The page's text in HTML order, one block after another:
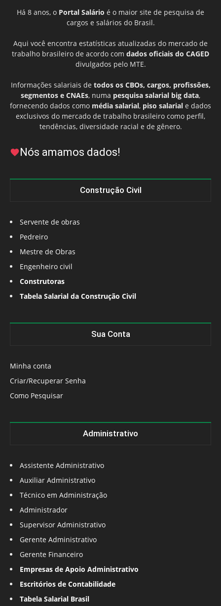
Há 8 anos, o Portal Salário é o maior site de pesquisa de
cargos e salários do Brasil.
Aqui você encontra estatísticas atualizadas do mercado de
trabalho brasileiro de acordo com dados oficiais do CAGED
divulgados pelo MTE.
Informações salariais de todos os CBOs, cargos, profissões,
segmentos e CNAEs, numa pesquisa salarial big data,
fornecendo dados como média salarial, piso salarial e dados
exclusivos do mercado de trabalho brasileiro como perfil,
tendências, diversidade racial e de gênero.
Nós amamos dados!
Construção Civil
Servente de obras
Pedreiro
Mestre de Obras
Engenheiro civil
Construtoras
Tabela Salarial da Construção Civil
Sua Conta
Minha conta
Criar/Recuperar Senha
Como Pesquisar
Administrativo
Assistente Administrativo
Auxiliar Administrativo
Técnico em Administração
Administrador
Supervisor Administrativo
Gerente Administrativo
Gerente Financeiro
Empresas de Apoio Administrativo
Escritórios de Contabilidade
Tabela Salarial Brasil